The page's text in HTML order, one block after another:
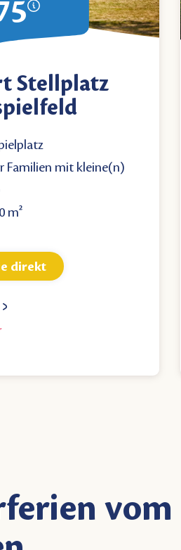
Stellplatz
Familien mit kleine(n)
m²
direkt
vom